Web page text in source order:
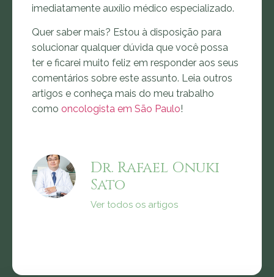
imediatamente auxílio médico especializado.
Quer saber mais? Estou à disposição para
solucionar qualquer dúvida que você possa
ter e ficarei muito feliz em responder aos seus
comentários sobre este assunto. Leia outros
artigos e conheça mais do meu trabalho
como oncologista em São Paulo!
Dr. Rafael Onuki
Sato
Ver todos os artigos